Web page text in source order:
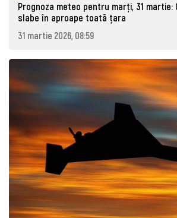
Prognoza meteo pentru marţi, 31 martie:
slabe în aproape toată țara
31 martie 2026, 08:59